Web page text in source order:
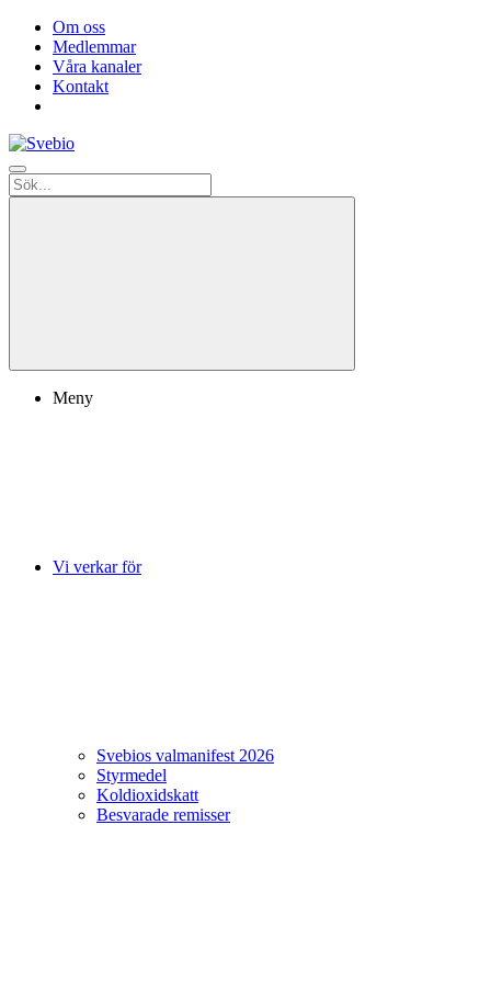
Om oss
Medlemmar
Våra kanaler
Kontakt
Meny
Vi verkar för
Svebios valmanifest 2026
Styrmedel
Koldioxidskatt
Besvarade remisser